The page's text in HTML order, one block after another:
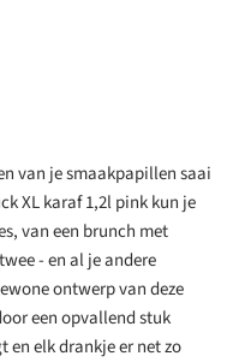
van je smaakpapillen saai
XL karaf 1,2l pink kun je
van een brunch met
- en al je andere
ontwerp van deze
een opvallend stuk
en elk drankje er net zo